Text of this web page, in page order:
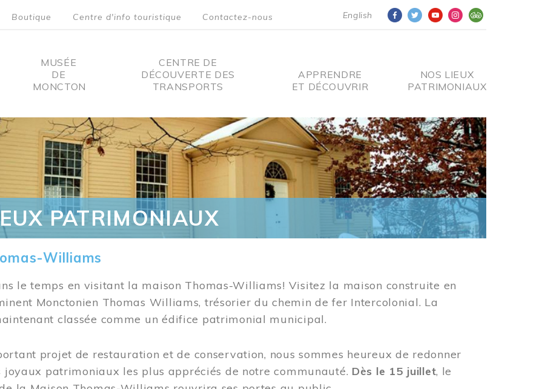
English
Boutique Centre d'info touristique Contactez-nous
MUSÉE
DE
MONCTON
CENTRE DE
DÉCOUVERTE DES
TRANSPORTS
APPRENDRE
ET DÉCOUVRIR
NOS LIEUX
PATRIMONIAUX
PATRIMONIAUX
Williams
le temps en visitant la maison Thomas-Williams! Visitez la maison construite en
Monctonien Thomas Williams, trésorier du chemin de fer Intercolonial. La
classée comme un édifice patrimonial municipal.
projet de restauration et de conservation, nous sommes heureux de redonner
joyaux patrimoniaux les plus appréciés de notre communauté. Dès le 15 juillet, le